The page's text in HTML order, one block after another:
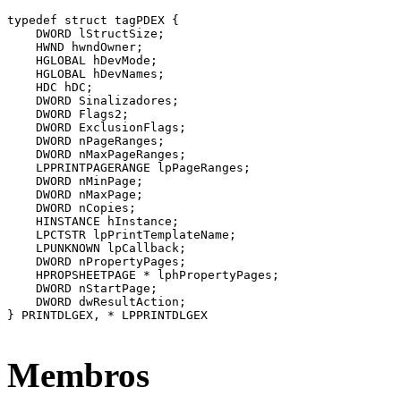
typedef struct tagPDEX {
    DWORD lStructSize;
    HWND hwndOwner;
    HGLOBAL hDevMode;
    HGLOBAL hDevNames;
    HDC hDC;
    DWORD Sinalizadores;
    DWORD Flags2;
    DWORD ExclusionFlags;
    DWORD nPageRanges;
    DWORD nMaxPageRanges;
    LPPRINTPAGERANGE lpPageRanges;
    DWORD nMinPage;
    DWORD nMaxPage;
    DWORD nCopies;
    HINSTANCE hInstance;
    LPCTSTR lpPrintTemplateName;
    LPUNKNOWN lpCallback;
    DWORD nPropertyPages;
    HPROPSHEETPAGE * lphPropertyPages;
    DWORD nStartPage;
    DWORD dwResultAction;
} PRINTDLGEX, * LPPRINTDLGEX
Membros